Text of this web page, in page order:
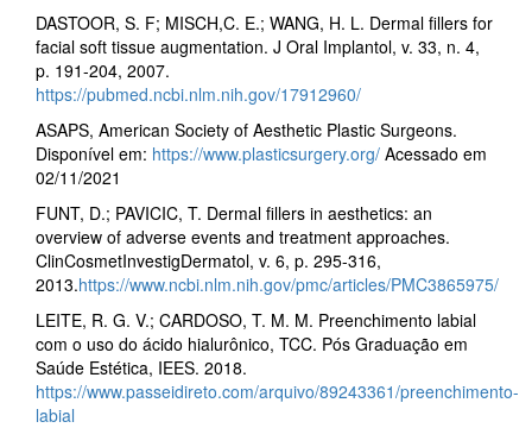
DASTOOR, S. F; MISCH,C. E.; WANG, H. L. Dermal fillers for
facial soft tissue augmentation. J Oral Implantol, v. 33, n. 4,
p. 191-204, 2007.
https://pubmed.ncbi.nlm.nih.gov/17912960/
ASAPS, American Society of Aesthetic Plastic Surgeons.
Disponível em: https://www.plasticsurgery.org/ Acessado em
02/11/2021
FUNT, D.; PAVICIC, T. Dermal fillers in aesthetics: an
overview of adverse events and treatment approaches.
ClinCosmetInvestigDermatol, v. 6, p. 295-316,
2013.https://www.ncbi.nlm.nih.gov/pmc/articles/PMC3865975/
LEITE, R. G. V.; CARDOSO, T. M. M. Preenchimento labial
com o uso do ácido hialurônico, TCC. Pós Graduação em
Saúde Estética, IEES. 2018.
https://www.passeidireto.com/arquivo/89243361/preenchimento-
labial